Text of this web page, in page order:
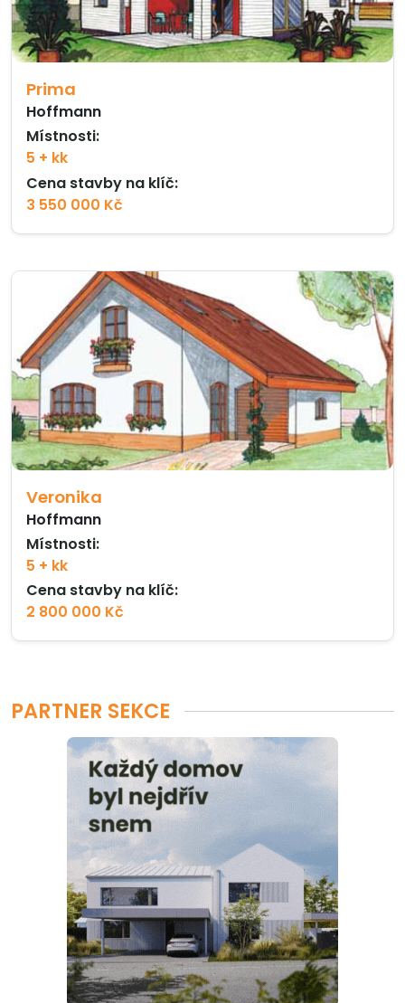
Prima
Hoffmann
Místnosti:
5 + kk
Cena stavby na klíč:
3 550 000 Kč
Veronika
Hoffmann
Místnosti:
5 + kk
Cena stavby na klíč:
2 800 000 Kč
PARTNER SEKCE